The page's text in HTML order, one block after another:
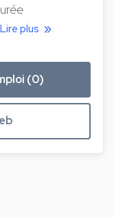
Lire plus
(0)